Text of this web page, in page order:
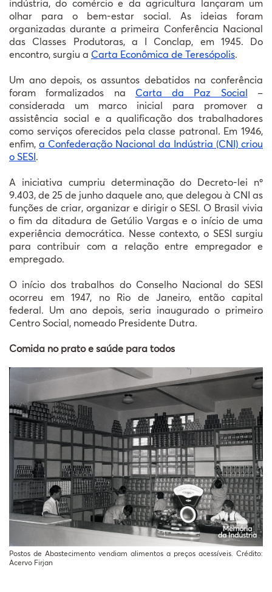
indústria, do comércio e da agricultura lançaram um
olhar para o bem-estar social. As ideias foram
organizadas durante a primeira Conferência Nacional
das Classes Produtoras, a I Conclap, em 1945. Do
encontro, surgiu a Carta Econômica de Teresópolis.
Um ano depois, os assuntos debatidos na conferência
foram formalizados na Carta da Paz Social –
considerada um marco inicial para promover a
assistência social e a qualificação dos trabalhadores
como serviços oferecidos pela classe patronal. Em 1946,
enfim, a Confederação Nacional da Indústria (CNI) criou
o SESI.
A iniciativa cumpriu determinação do Decreto-lei nº
9.403, de 25 de junho daquele ano, que delegou à CNI as
funções de criar, organizar e dirigir o SESI. O Brasil vivia
o fim da ditadura de Getúlio Vargas e o início de uma
experiência democrática. Nesse contexto, o SESI surgiu
para contribuir com a relação entre empregador e
empregado.
O início dos trabalhos do Conselho Nacional do SESI
ocorreu em 1947, no Rio de Janeiro, então capital
federal. Um ano depois, seria inaugurado o primeiro
Centro Social, nomeado Presidente Dutra.
Comida no prato e saúde para todos
Postos de Abastecimento vendiam alimentos a preços acessíveis. Crédito:
Acervo Firjan